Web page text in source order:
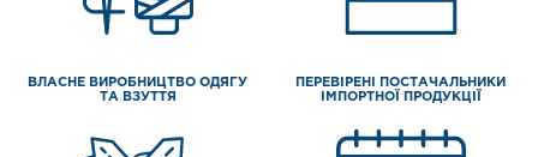
ВЛАСНЕ ВИРОБНИЦТВО ОДЯГУ
ТА ВЗУТТЯ
ПЕРЕВІРЕНІ ПОСТАЧАЛЬНИКИ
ІМПОРТНОЇ ПРОДУКЦІЇ